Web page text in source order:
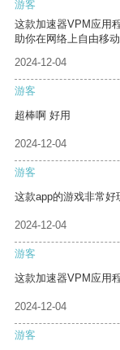
游客
这款加速器VPM应用
助你在网络上自由移动
2024-12-04
游客
超棒啊 好用
2024-12-04
游客
这款app的游戏非常好
2024-12-04
游客
这款加速器VPM应用
2024-12-04
游客